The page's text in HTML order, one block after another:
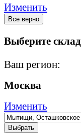
Изменить
Все верно
Выберите склад
Ваш регион:
Москва
Изменить
Выбрать